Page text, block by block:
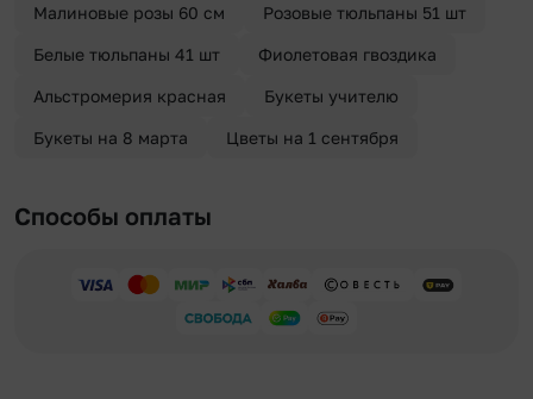
Малиновые розы 60 см Розовые тюльпаны 51 шт
Белые тюльпаны 41 шт Фиолетовая гвоздика
Альстромерия красная Букеты учителю
Букеты на 8 марта Цветы на 1 сентября
Способы оплаты